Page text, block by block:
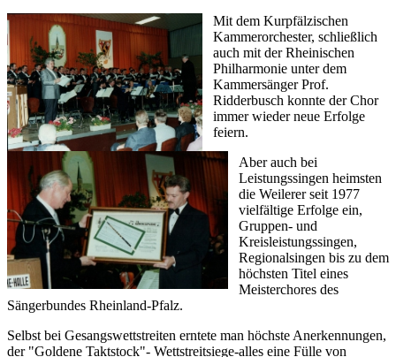
Mit dem Kurpfälzischen
Kammerorchester, schließlich
auch mit der Rheinischen
Philharmonie unter dem
Kammersänger Prof.
Ridderbusch konnte der Chor
immer wieder neue Erfolge
feiern.
Aber auch bei
Leistungssingen heimsten
die Weilerer seit 1977
vielfältige Erfolge ein,
Gruppen- und
Kreisleistungssingen,
Regionalsingen bis zu dem
höchsten Titel eines
Meisterchores des
Sängerbundes Rheinland-Pfalz.
Selbst bei Gesangswettstreiten erntete man höchste Anerkennungen,
der "Goldene Taktstock"- Wettstreitsiege-alles eine Fülle von